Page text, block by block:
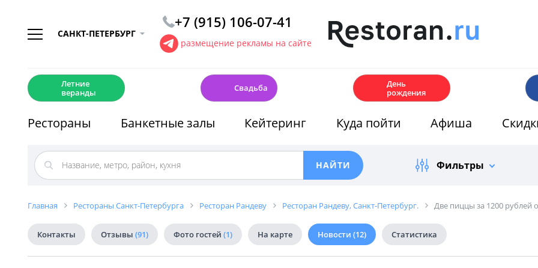
САНКТ-ПЕТЕРБУРГ
+7 (915) 106-07-41
размещение рекламы на сайте
Летние
веранды
Свадьба
День
рождения
Рестораны Банкетные залы Кейтеринг Куда пойти Афиша
Фильтры
Главная Рестораны Санкт-Петербурга Ресторан Рандеву Ресторан Рандеву, Санкт-Петербург. Две пиццы за 1200 рублей
Контакты Отзывы (91) Фото гостей (1) На карте Новости (12) Статистика